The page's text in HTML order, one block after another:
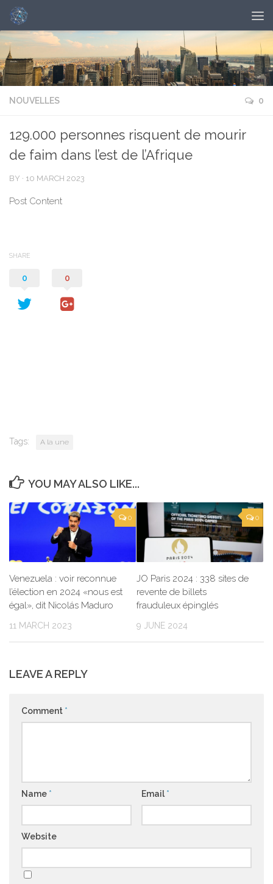
NOUVELLES 0
129.000 personnes risquent de mourir
de faim dans l’est de l’Afrique
BY · 10 MARCH 2023
Post Content
SHARE
0 0
Tags: A la une
YOU MAY ALSO LIKE...
0
Venezuela : voir reconnue
l’élection en 2024 «nous est
égal», dit Nicolás Maduro
11 MARCH 2023
0
JO Paris 2024 : 338 sites de
revente de billets
frauduleux épinglés
9 JUNE 2024
LEAVE A REPLY
Comment *
Name * Email *
Website